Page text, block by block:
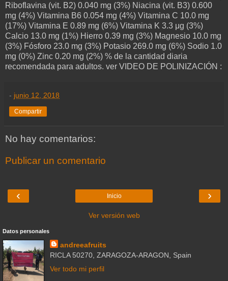
Riboflavina (vit. B2) 0.040 mg (3%) Niacina (vit. B3) 0.600
mg (4%) Vitamina B6 0.054 mg (4%) Vitamina C 10.0 mg
(17%) Vitamina E 0.89 mg (6%) Vitamina K 3.3 μg (3%)
Calcio 13.0 mg (1%) Hierro 0.39 mg (3%) Magnesio 10.0 mg
(3%) Fósforo 23.0 mg (3%) Potasio 269.0 mg (6%) Sodio 1.0
mg (0%) Zinc 0.20 mg (2%) % de la cantidad diaria
recomendada para adultos. ver VIDEO DE POLINIZACIÓN :
- junio 12, 2018
Compartir
No hay comentarios:
Publicar un comentario
‹ ›
Inicio
Ver versión web
Datos personales
andreeafruits
RICLA 50270, ZARAGOZA-ARAGON, Spain
Ver todo mi perfil